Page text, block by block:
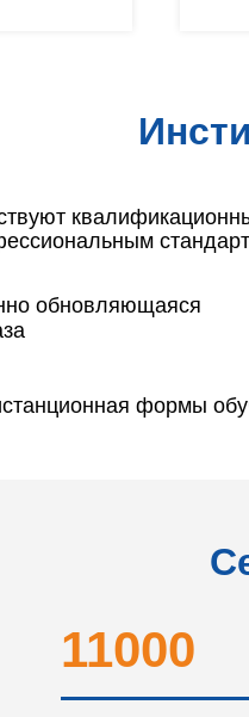
обновляющаяся
формы
11000